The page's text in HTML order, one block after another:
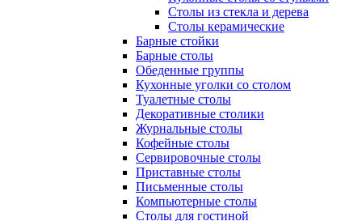
Столы из стекла и дерева
Столы керамические
Барные стойки
Барные столы
Обеденные группы
Кухонные уголки со столом
Туалетные столы
Декоративные столики
Журнальные столы
Кофейные столы
Сервировочные столы
Приставные столы
Письменные столы
Компьютерные столы
Столы для гостиной